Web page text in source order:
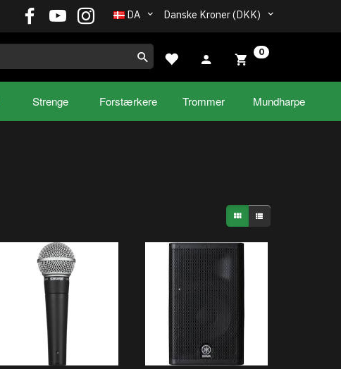
Danske Kroner (DKK)
DA
0
Strenge Forstærkere Trommer Mundharpe